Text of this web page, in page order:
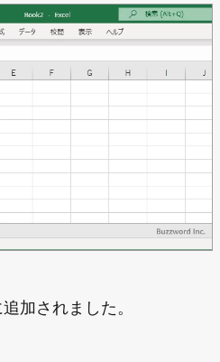
加されました。